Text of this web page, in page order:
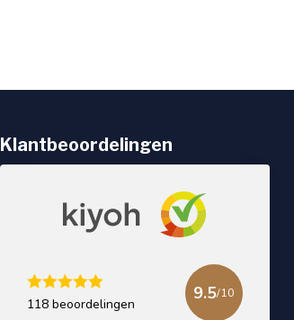
Klantbeoordelingen
118 beoordelingen
9.5/10